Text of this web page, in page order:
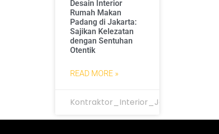
Desain Interior
Rumah Makan
Padang di Jakarta:
Sajikan Kelezatan
dengan Sentuhan
Otentik
READ MORE »
Kontraktor_Interior_Jakarta